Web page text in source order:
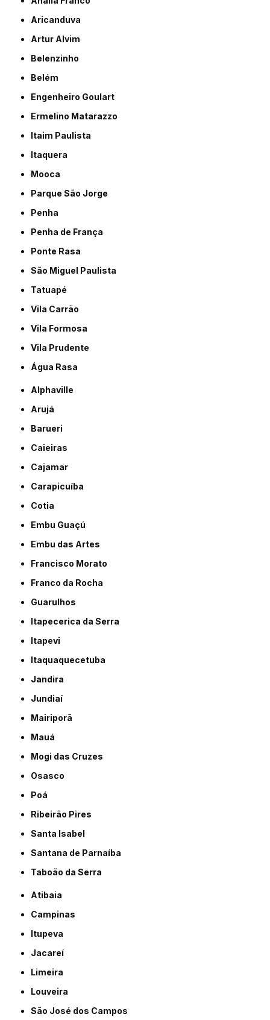
Aricanduva
Artur Alvim
Belenzinho
Belém
Engenheiro Goulart
Ermelino Matarazzo
Itaim Paulista
Itaquera
Mooca
Parque São Jorge
Penha
Penha de França
Ponte Rasa
São Miguel Paulista
Tatuapé
Vila Carrão
Vila Formosa
Vila Prudente
Água Rasa
Alphaville
Arujá
Barueri
Caieiras
Cajamar
Carapicuíba
Cotia
Embu Guaçú
Embu das Artes
Francisco Morato
Franco da Rocha
Guarulhos
Itapecerica da Serra
Itapevi
Itaquaquecetuba
Jandira
Jundiaí
Mairiporã
Mauá
Mogi das Cruzes
Osasco
Poá
Ribeirão Pires
Santa Isabel
Santana de Parnaíba
Taboão da Serra
Atibaia
Campinas
Itupeva
Jacareí
Limeira
Louveira
São José dos Campos